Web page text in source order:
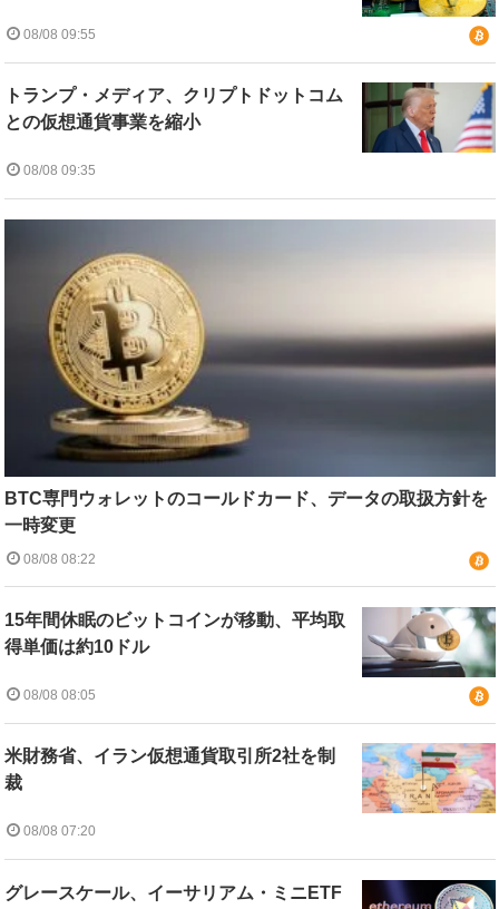
08/08 09:55
トランプ・メディア、クリプトドットコム
との仮想通貨事業を縮小
08/08 09:35
BTC専門ウォレットのコールドカード、データの取扱方針を
一時変更
08/08 08:22
15年間休眠のビットコインが移動、平均取
得単価は約10ドル
08/08 08:05
米財務省、イラン仮想通貨取引所2社を制
裁
08/08 07:20
グレースケール、イーサリアム・ミニETF